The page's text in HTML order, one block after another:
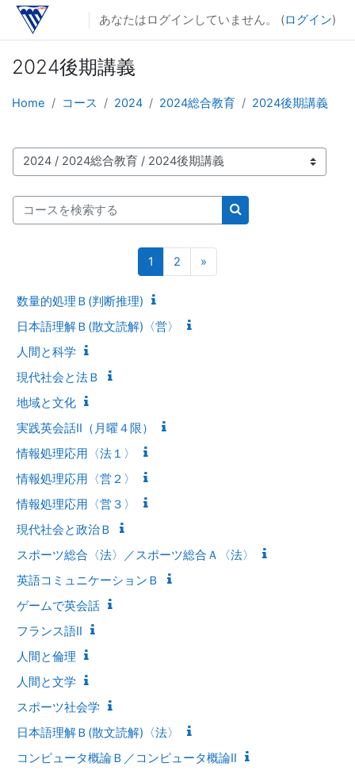
メインコンテンツへスキップする
あなたはログインしていません。 (ログイン)
2024後期講義
Home コース 2024 2024総合教育 2024後期講義
コースカテゴリ
コースを検索する
コースを検索する
1 ページ 1
2 ページ 2
»
数量的処理Ｂ(判断推理)
日本語理解Ｂ(散文読解)〈営〉
人間と科学
現代社会と法Ｂ
地域と文化
実践英会話Ⅱ（月曜４限）
情報処理応用〈法１〉
情報処理応用〈営２〉
情報処理応用〈営３〉
現代社会と政治Ｂ
スポーツ総合〈法〉／スポーツ総合Ａ〈法〉
英語コミュニケーションＢ
ゲームで英会話
フランス語Ⅱ
人間と倫理
人間と文学
スポーツ社会学
日本語理解Ｂ(散文読解)〈法〉
コンピュータ概論Ｂ／コンピュータ概論Ⅱ